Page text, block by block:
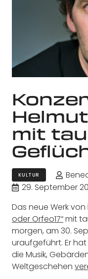
mit
KULTUR
29. September
Das neue Werk
oder Orfeo17“mit
morgen, am 30.
uraufgeführt. Er
die Musik,
Weltgeschehen